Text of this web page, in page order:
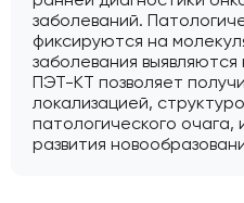
заболеваний.
фиксируются на
заболевания
ПЭТ-КТ позволяет
локализацией,
патологического
развития